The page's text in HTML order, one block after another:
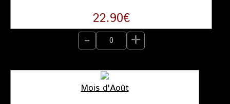
22.90€
- +
Mois d'Août